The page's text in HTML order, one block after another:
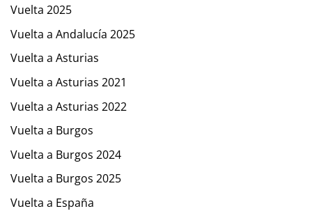
Vuelta 2025
Vuelta a Andalucía 2025
Vuelta a Asturias
Vuelta a Asturias 2021
Vuelta a Asturias 2022
Vuelta a Burgos
Vuelta a Burgos 2024
Vuelta a Burgos 2025
Vuelta a España